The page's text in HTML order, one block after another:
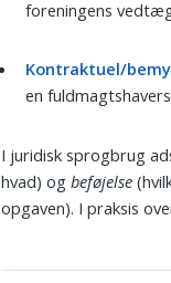
foreningens
Kontraktuel/
en
I juridisk sprogbrug
hvad) ogbeføjelse
opgaven). I praksis